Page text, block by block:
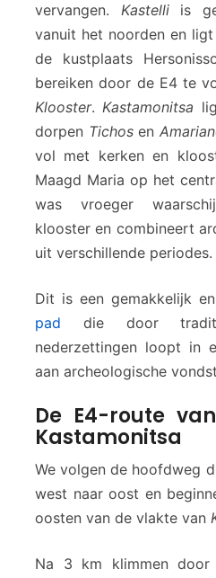
vervangen. Kastelliis
vanuit het noorden en
de kustplaats
bereiken door de E4 te
Klooster.Kastamonitsa
dorpen Tichosen
vol met kerken en
Maagd Maria op het
was vroeger
klooster en combineert
uit verschillende periodes.
Dit is een gemakkelijk
pad die door
nederzettingen loopt in
aan archeologische
De E4-route
Kastamonitsa
We volgen de hoofdweg
west naar oost en
oosten van de vlakte van
Na 3 km klimmen